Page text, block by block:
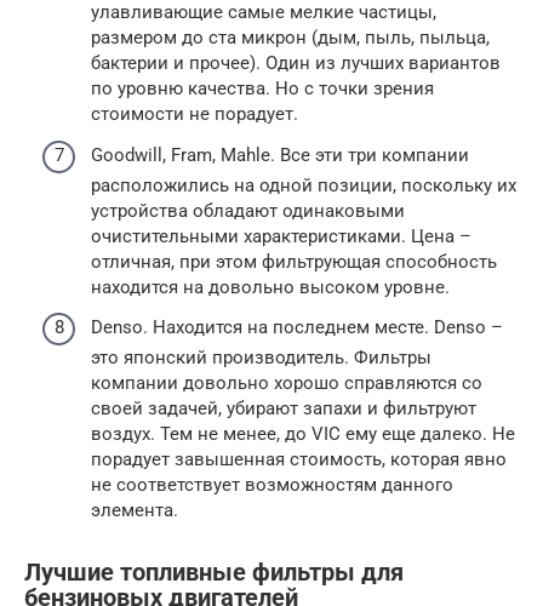
улавливающие самые мелкие частицы,
размером до ста микрон (дым, пыль, пыльца,
бактерии и прочее). Один из лучших вариантов
по уровню качества. Но с точки зрения
стоимости не порадует.
Goodwill, Fram, Mahle. Все эти три компании
расположились на одной позиции, поскольку их
устройства обладают одинаковыми
очистительными характеристиками. Цена –
отличная, при этом фильтрующая способность
находится на довольно высоком уровне.
Denso. Находится на последнем месте. Denso –
это японский производитель. Фильтры
компании довольно хорошо справляются со
своей задачей, убирают запахи и фильтруют
воздух. Тем не менее, до VIC ему еще далеко. Не
порадует завышенная стоимость, которая явно
не соответствует возможностям данного
элемента.
Лучшие топливные фильтры для
бензиновых двигателей